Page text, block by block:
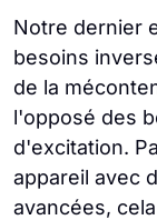
Notre dernier
besoins
de la
l'opposé des
d'excitation.
appareil avec
avancées,